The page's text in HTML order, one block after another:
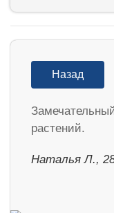
Назад
растений.
Наталья Л.,